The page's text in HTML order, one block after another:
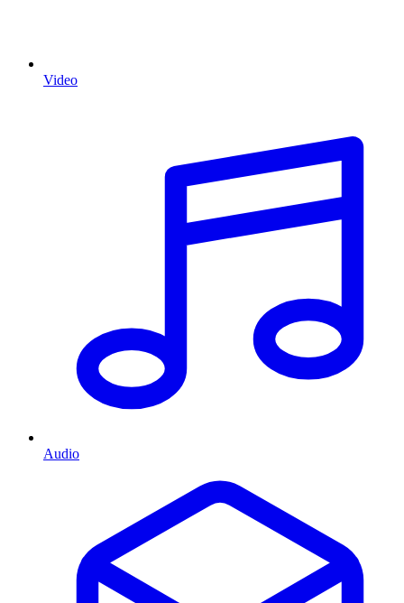
Video
Audio